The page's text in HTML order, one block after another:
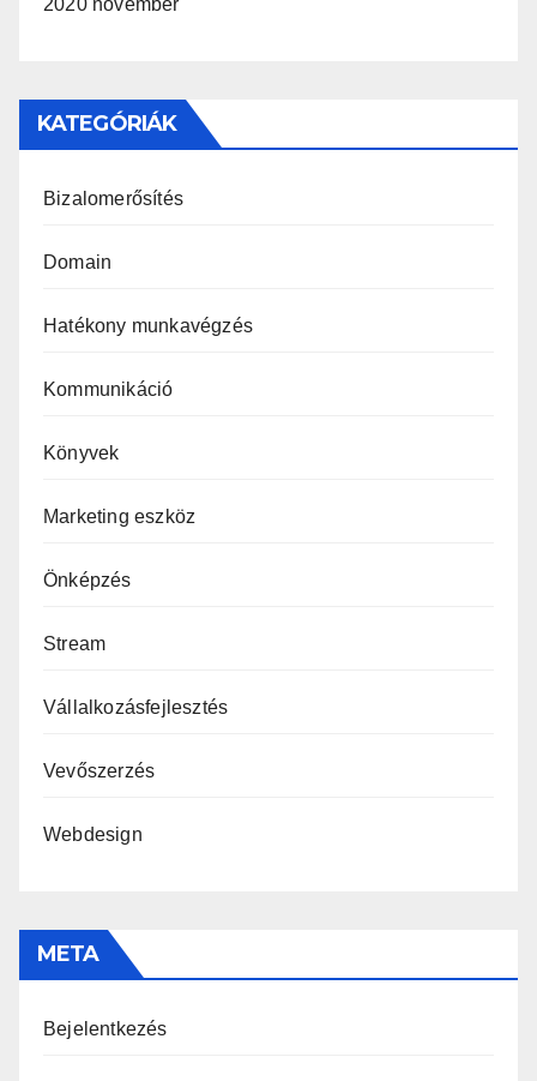
2020 november
KATEGÓRIÁK
Bizalomerősítés
Domain
Hatékony munkavégzés
Kommunikáció
Könyvek
Marketing eszköz
Önképzés
Stream
Vállalkozásfejlesztés
Vevőszerzés
Webdesign
META
Bejelentkezés